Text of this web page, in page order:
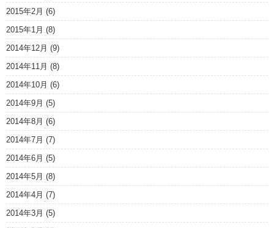
2015年2月 (6)
2015年1月 (8)
2014年12月 (9)
2014年11月 (8)
2014年10月 (6)
2014年9月 (5)
2014年8月 (6)
2014年7月 (7)
2014年6月 (5)
2014年5月 (8)
2014年4月 (7)
2014年3月 (5)